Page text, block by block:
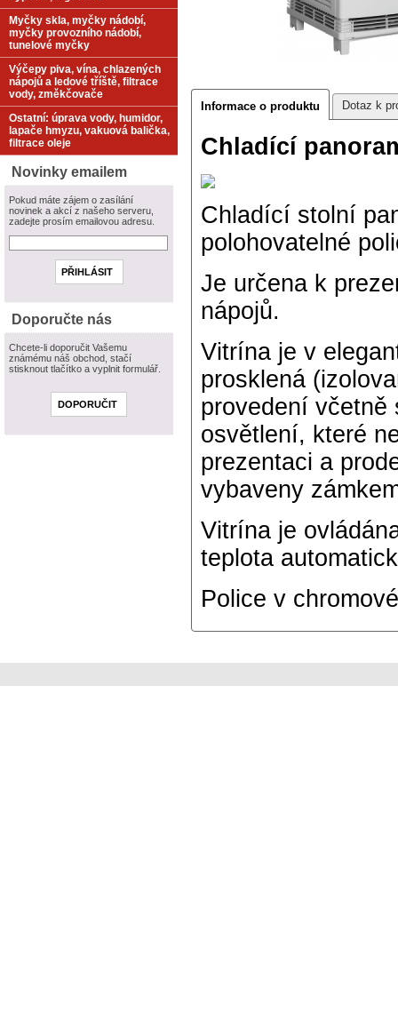
Informace o produktu Dotaz k
Chladící
Chladící stolní
polohovatelné
Je určena k
nápojů.
Vitrína je v
prosklená
provedení včetně
osvětlení, které
prezentaci a
vybaveny
Vitrína je
teplota
Police v
Myčky skla, myčky nádobí,
myčky provozního nádobí,
tunelové myčky
Výčepy piva, vína, chlazených
nápojů a ledové tříště, filtrace
vody, změkčovače
Ostatní: úprava vody, humidor,
lapače hmyzu, vakuová balička,
filtrace oleje
Novinky emailem
Pokud máte zájem o zasílání
novinek a akcí z našeho serveru,
zadejte prosím emailovou adresu.
Doporučte nás
Chcete-li doporučit Vašemu
známému náš obchod, stačí
stisknout tlačítko a vyplnit formulář.